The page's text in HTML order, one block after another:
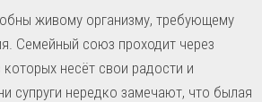
живому организму, требующему
Семейный союз проходит через
несёт свои радости и
супруги нередко замечают, что былая